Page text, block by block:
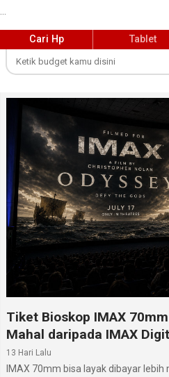
Memori internal / storage
Memory
Ya, USB Type-C v2.0,
WiFi
Wi-Fi 802.11 a/b/g/n/ac/
hotspot
Baterai:Li-
Informasi lengkap Oppo
pada halamanOppo Reno8
juga dapat mengikuti daftar
terbaru
. lainnya melalui
...
Cari Hp Tablet
Tiket Bioskop IMAX
Mahal daripada IMAX
13 Hari Lalu
IMAX 70mm bisa layak dibayar